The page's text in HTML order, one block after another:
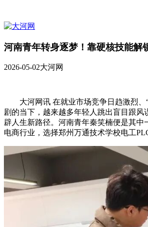
河南青年转身逐梦！靠硬核技能解
2026-05-02大河网
大河网讯 在就业市场竞争日趋激烈、
剧的当下，越来越多年轻人跳出盲目跟风
辟人生新路径。河南青年秦笑楠便是其中
电商行业，选择郑州万通技术学校电工